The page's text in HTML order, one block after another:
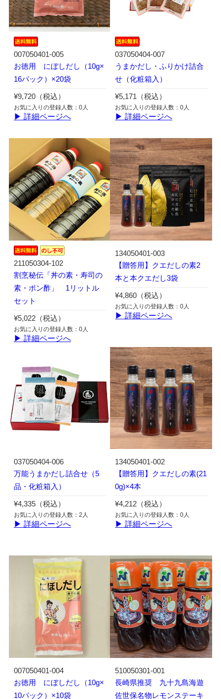
007050401-005
お徳用 にぼしだし（10g×
16パック）×20袋
¥9,720（税込）
お気に入りの登録人数：0人
▶ 詳細ページへ
037050404-007
うまかだし・ふりかけ詰合
せ（化粧箱入）
¥5,171（税込）
お気に入りの登録人数：0人
▶ 詳細ページへ
211050304-102
割烹秘伝「丼の素・寿司の
素・ポン酢」 1リットル
セット
¥5,022（税込）
お気に入りの登録人数：0人
▶ 詳細ページへ
134050401-003
【贈答用】クエだしの素2
本と本クエだし3袋
¥4,860（税込）
お気に入りの登録人数：0人
▶ 詳細ページへ
037050404-006
万能うまかだし詰合せ（5
品・化粧箱入）
¥4,335（税込）
お気に入りの登録人数：2人
▶ 詳細ページへ
134050401-002
【贈答用】クエだしの素(21
0g)×4本
¥4,212（税込）
お気に入りの登録人数：0人
▶ 詳細ページへ
007050401-004
お徳用 にぼしだし（10g×
10パック）×10袋
510050301-001
長崎県推奨 九十九島海遊
佐世保名物レモンステーキ